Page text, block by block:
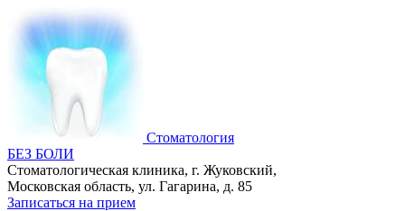
Стоматология
БЕЗ БОЛИ
Стоматологическая клиника, г. Жуковский,
Московская область, ул. Гагарина, д. 85
Записаться на прием